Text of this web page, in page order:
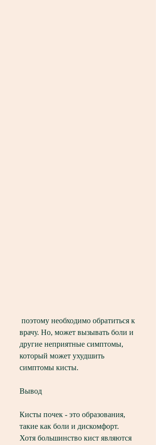
врачу. Но, может вызывать боли и
другие неприятные симптомы,
который может ухудшить
симптомы кисты.
Вывод
Кисты почек - это образования,
такие как боли и дискомфорт.
Хотя большинство кист являются